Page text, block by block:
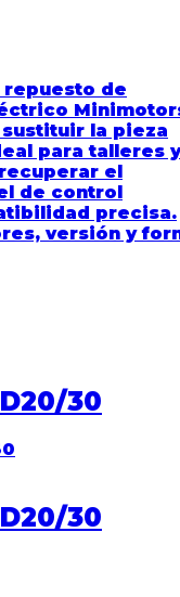
repuesto de
la pieza
para talleres y
el
de control
precisa.
versión y
30
30